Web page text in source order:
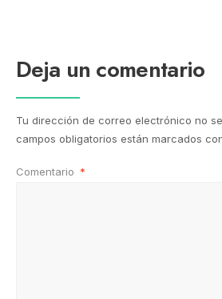
Deja un comentario
Tu dirección de correo electrónico no
campos obligatorios están marcados
Comentario *